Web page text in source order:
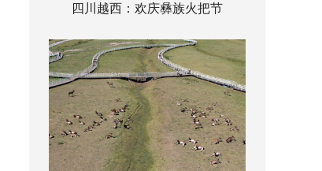
四川越西：欢庆彝族火把节